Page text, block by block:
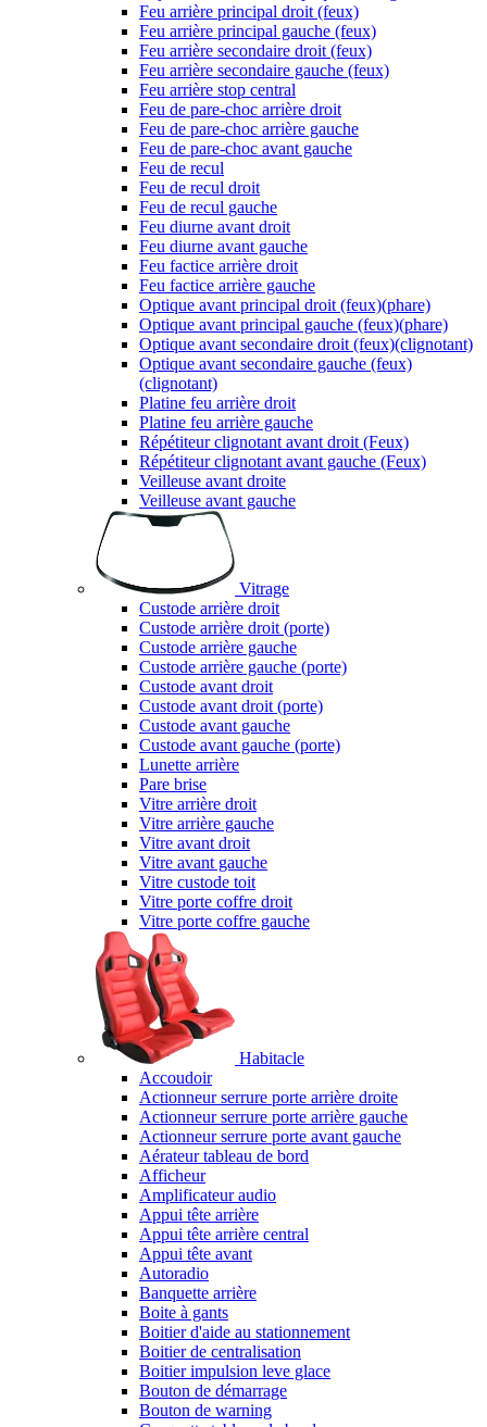
Feu arrière principal droit (feux)
Feu arrière principal gauche (feux)
Feu arrière secondaire droit (feux)
Feu arrière secondaire gauche (feux)
Feu arrière stop central
Feu de pare-choc arrière droit
Feu de pare-choc arrière gauche
Feu de pare-choc avant gauche
Feu de recul
Feu de recul droit
Feu de recul gauche
Feu diurne avant droit
Feu diurne avant gauche
Feu factice arrière droit
Feu factice arrière gauche
Optique avant principal droit (feux)(phare)
Optique avant principal gauche (feux)(phare)
Optique avant secondaire droit (feux)(clignotant)
Optique avant secondaire gauche (feux)
(clignotant)
Platine feu arrière droit
Platine feu arrière gauche
Répétiteur clignotant avant droit (Feux)
Répétiteur clignotant avant gauche (Feux)
Veilleuse avant droite
Veilleuse avant gauche
Vitrage
Custode arrière droit
Custode arrière droit (porte)
Custode arrière gauche
Custode arrière gauche (porte)
Custode avant droit
Custode avant droit (porte)
Custode avant gauche
Custode avant gauche (porte)
Lunette arrière
Pare brise
Vitre arrière droit
Vitre arrière gauche
Vitre avant droit
Vitre avant gauche
Vitre custode toit
Vitre porte coffre droit
Vitre porte coffre gauche
Habitacle
Accoudoir
Actionneur serrure porte arrière droite
Actionneur serrure porte arrière gauche
Actionneur serrure porte avant gauche
Aérateur tableau de bord
Afficheur
Amplificateur audio
Appui tête arrière
Appui tête arrière central
Appui tête avant
Autoradio
Banquette arrière
Boite à gants
Boitier d'aide au stationnement
Boitier de centralisation
Boitier impulsion leve glace
Bouton de démarrage
Bouton de warning